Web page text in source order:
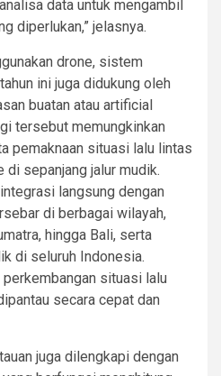
data untuk mengambil
diperlukan,” jelasnya.
drone, sistem
ini juga didukung oleh
buatan atau artificial
tersebut memungkinkan
pemaknaan situasi lalu lintas
sepanjang jalur mudik.
langsung dengan
di berbagai wilayah,
hingga Bali, serta
di seluruh Indonesia.
situasi lalu
secara cepat dan
juga dilengkapi dengan